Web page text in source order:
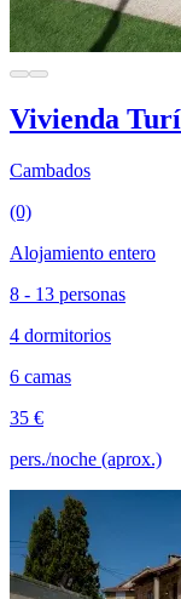
Vivienda
Cambados
(0)
Alojamiento entero
8 - 13 personas
4 dormitorios
6 camas
35 €
pers./noche (aprox.)